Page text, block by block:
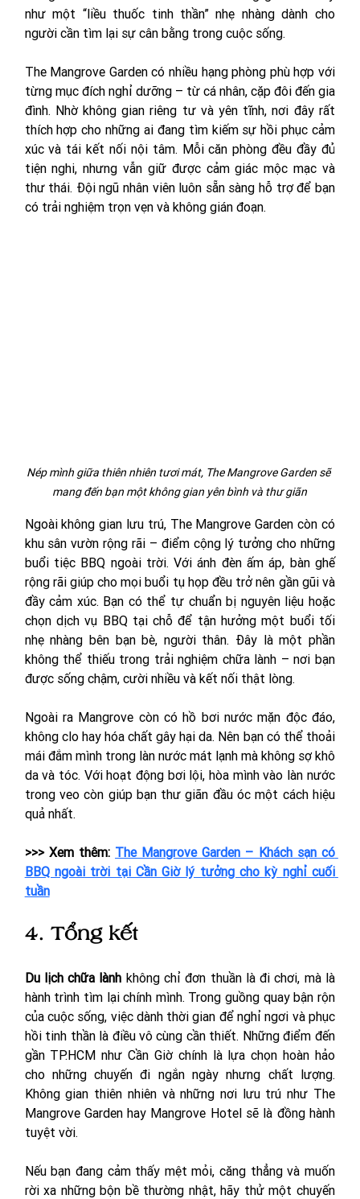
như một “liều thuốc tinh thần” nhẹ nhàng dành cho
người cần tìm lại sự cân bằng trong cuộc sống.
The Mangrove Garden có nhiều hạng phòng phù hợp với
từng mục đích nghỉ dưỡng – từ cá nhân, cặp đôi đến gia
đình. Nhờ không gian riêng tư và yên tĩnh, nơi đây rất
thích hợp cho những ai đang tìm kiếm sự hồi phục cảm
xúc và tái kết nối nội tâm. Mỗi căn phòng đều đầy đủ
tiện nghi, nhưng vẫn giữ được cảm giác mộc mạc và
thư thái. Đội ngũ nhân viên luôn sẵn sàng hỗ trợ để bạn
có trải nghiệm trọn vẹn và không gián đoạn.
Nép mình giữa thiên nhiên tươi mát, The Mangrove Garden sẽ
mang đến bạn một không gian yên bình và thư giãn
Ngoài không gian lưu trú, The Mangrove Garden còn có
khu sân vườn rộng rãi – điểm cộng lý tưởng cho những
buổi tiệc BBQ ngoài trời. Với ánh đèn ấm áp, bàn ghế
rộng rãi giúp cho mọi buổi tụ họp đều trở nên gần gũi và
đầy cảm xúc. Bạn có thể tự chuẩn bị nguyên liệu hoặc
chọn dịch vụ BBQ tại chỗ để tận hưởng một buổi tối
nhẹ nhàng bên bạn bè, người thân. Đây là một phần
không thể thiếu trong trải nghiệm chữa lành – nơi bạn
được sống chậm, cười nhiều và kết nối thật lòng.
Ngoài ra Mangrove còn có hồ bơi nước mặn độc đáo,
không clo hay hóa chất gây hại da. Nên bạn có thể thoải
mái đắm mình trong làn nước mát lạnh mà không sợ khô
da và tóc. Với hoạt động bơi lội, hòa mình vào làn nước
trong veo còn giúp bạn thư giãn đầu óc một cách hiệu
quả nhất.
>>> Xem thêm: The Mangrove Garden – Khách sạn có
BBQ ngoài trời tại Cần Giờ lý tưởng cho kỳ nghỉ cuối
tuần
4. Tổng kết
Du lịch chữa lành không chỉ đơn thuần là đi chơi, mà là
hành trình tìm lại chính mình. Trong guồng quay bận rộn
của cuộc sống, việc dành thời gian để nghỉ ngơi và phục
hồi tinh thần là điều vô cùng cần thiết. Những điểm đến
gần TP.HCM như Cần Giờ chính là lựa chọn hoàn hảo
cho những chuyến đi ngắn ngày nhưng chất lượng.
Không gian thiên nhiên và những nơi lưu trú như The
Mangrove Garden hay Mangrove Hotel sẽ là đồng hành
tuyệt vời.
Nếu bạn đang cảm thấy mệt mỏi, căng thẳng và muốn
rời xa những bộn bề thường nhật, hãy thử một chuyến